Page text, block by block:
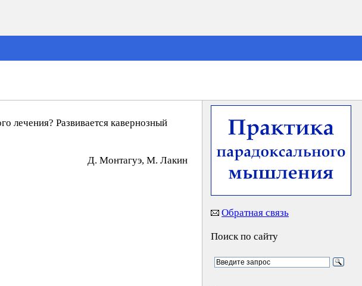
лечения? Развивается кавернозный
Д. Moнтaгyэ, M. Лaкин
Обратная связь
Поиск по сайту